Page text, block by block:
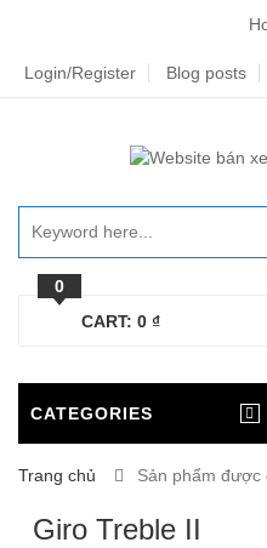
Login/Register Blog posts
0
CART: 0 ₫
CATEGORIES
Trang chủ Sản phẩm được
Giro Treble II